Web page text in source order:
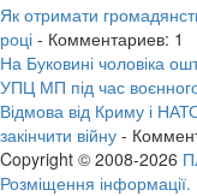
Як отримати
році - Комментариев: 1
На Буковині чоловіка
УПЦ МП під час
Відмова від Криму і
закінчити війну -
Copyright © 2008-2026
Розміщення інформації.